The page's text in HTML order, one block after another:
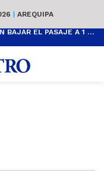
| AREQUIPA
AREQUIPA: SEIS EMPRESAS DEL SIT DEBEN BAJAR EL PASAJE A 1 SOL